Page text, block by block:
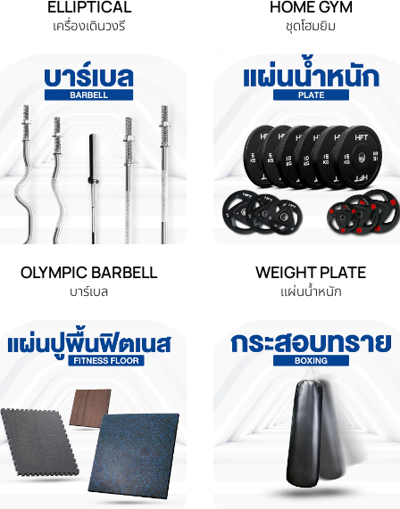
ELLIPTICAL
เครื่องเดินวงรี
HOME GYM
ชุดโฮมยิม
OLYMPIC BARBELL
บาร์เบล
WEIGHT PLATE
แผ่นน้ำหนัก